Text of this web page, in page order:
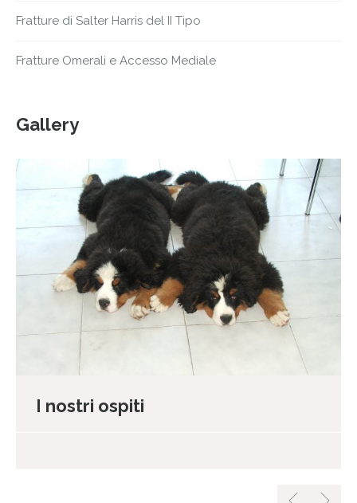
Fratture di Salter Harris del II Tipo
Fratture Omerali e Accesso Mediale
Gallery
I nostri ospiti